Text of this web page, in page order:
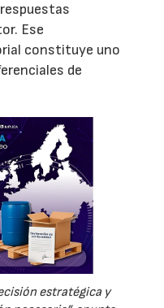
Ese
constituye uno
de
estratégica y